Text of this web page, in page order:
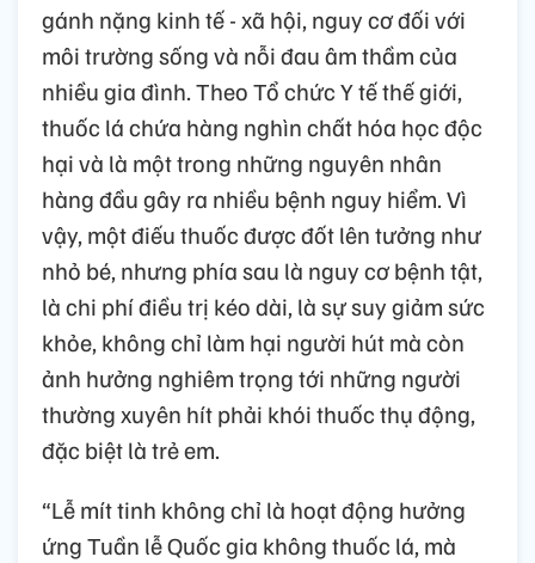
gánh nặng kinh tế - xã hội, nguy cơ đối với
môi trường sống và nỗi đau âm thầm của
nhiều gia đình. Theo Tổ chức Y tế thế giới,
thuốc lá chứa hàng nghìn chất hóa học độc
hại và là một trong những nguyên nhân
hàng đầu gây ra nhiều bệnh nguy hiểm. Vì
vậy, một điếu thuốc được đốt lên tưởng như
nhỏ bé, nhưng phía sau là nguy cơ bệnh tật,
là chi phí điều trị kéo dài, là sự suy giảm sức
khỏe, không chỉ làm hại người hút mà còn
ảnh hưởng nghiêm trọng tới những người
thường xuyên hít phải khói thuốc thụ động,
đặc biệt là trẻ em.
“Lễ mít tinh không chỉ là hoạt động hưởng
ứng Tuần lễ Quốc gia không thuốc lá, mà